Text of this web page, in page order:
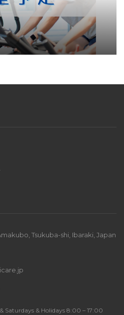
Tsukuba-shi, Ibaraki, Japan
Saturdays & Holidays 8:00 – 17:00